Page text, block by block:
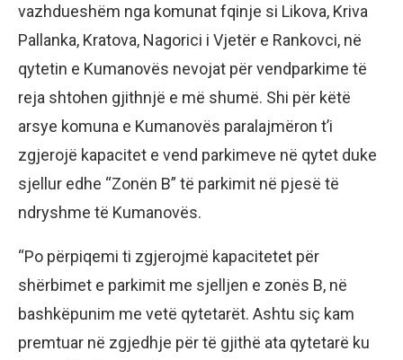
vazhdueshëm nga komunat fqinje si Likova, Kriva
Pallanka, Kratova, Nagorici i Vjetër e Rankovci, në
qytetin e Kumanovës nevojat për vendparkime të
reja shtohen gjithnjë e më shumë. Shi për këtë
arsye komuna e Kumanovës paralajmëron t’i
zgjerojë kapacitet e vend parkimeve në qytet duke
sjellur edhe “Zonën B” të parkimit në pjesë të
ndryshme të Kumanovës.
“Po përpiqemi ti zgjerojmë kapacitetet për
shërbimet e parkimit me sjelljen e zonës B, në
bashkëpunim me vetë qytetarët. Ashtu siç kam
premtuar në zgjedhje për të gjithë ata qytetarë ku